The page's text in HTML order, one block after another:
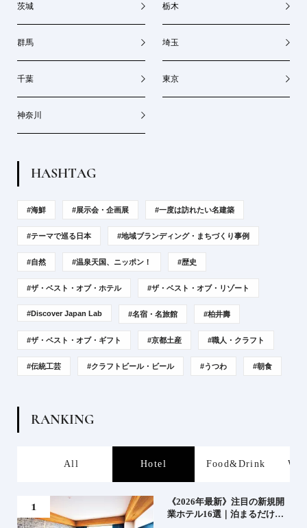
茨城 栃木
群馬 埼玉
千葉 東京
神奈川
HASHTAG
#海鮮 #展示会・企画展 #一度は訪れたい名建築
#テーマで巡る日本 #地域ブランディング・まちづくり事例
#自然 #温泉天国、ニッポン！ #歴史
#ザ・ベスト・オブ・ホテル #ザ・ベスト・オブ・リゾート
#Discover Japan Lab #名宿・名旅館 #柏井壽
#ザ・ベスト・オブ・ギフト #京都土産 #職人・クラフト
#伝統工芸 #クラフトビール・ビール #うつわ #朝食
RANKING
All Hotel Food&Drink
《2026年最新》注目の新規開
業ホテル16選｜泊まるだけで